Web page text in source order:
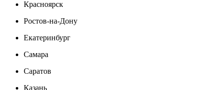
Красноярск
Ростов-на-Дону
Екатеринбург
Самара
Саратов
Казань